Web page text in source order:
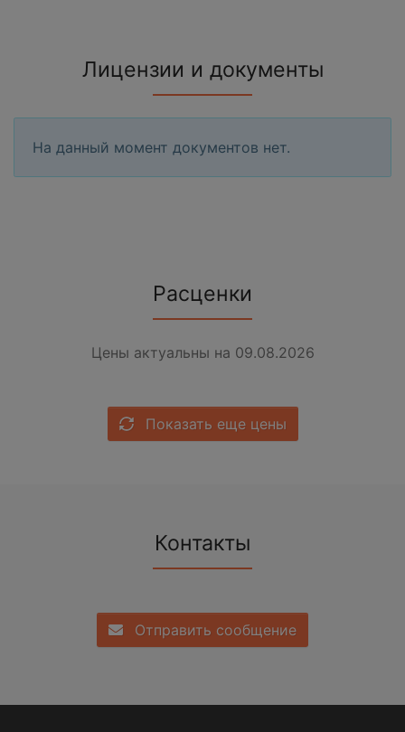
Лицензии и документы
На данный момент документов нет.
Расценки
Цены актуальны на 09.08.2026
Показать еще цены
Контакты
Отправить сообщение